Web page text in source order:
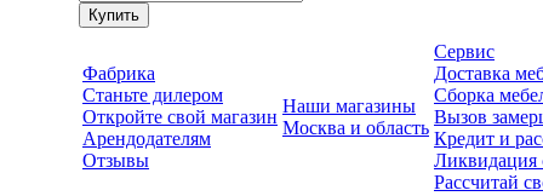
Купить
Фабрика
Станьте дилером
Откройте свой магазин
Арендодателям
Отзывы
Наши магазины
Москва и область
Сервис
Доставка
Сборка
Вызов
Кредит и
Ликвидация
Рассчитай